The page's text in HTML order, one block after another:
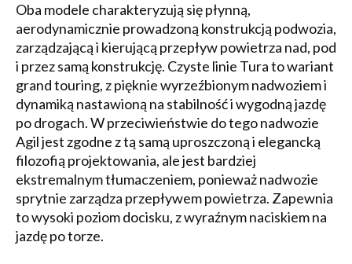
Oba modele charakteryzują się płynną,
aerodynamicznie prowadzoną konstrukcją podwozia,
zarządzającą i kierującą przepływ powietrza nad, pod
i przez samą konstrukcję. Czyste linie Tura to wariant
grand touring, z pięknie wyrzeźbionym nadwoziem i
dynamiką nastawioną na stabilność i wygodną jazdę
po drogach. W przeciwieństwie do tego nadwozie
Agil jest zgodne z tą samą uproszczoną i elegancką
filozofią projektowania, ale jest bardziej
ekstremalnym tłumaczeniem, ponieważ nadwozie
sprytnie zarządza przepływem powietrza. Zapewnia
to wysoki poziom docisku, z wyraźnym naciskiem na
jazdę po torze.